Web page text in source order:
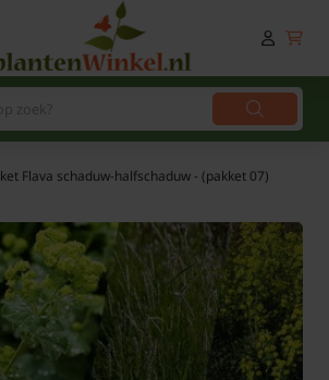
Flava schaduw-halfschaduw - (pakket 07)